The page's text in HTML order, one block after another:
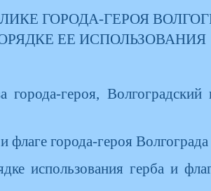
ГОРОДА-ГЕРОЯ
ЕЕ ИСПОЛЬЗОВАНИЯ
города-героя,
города-героя Волгограда
использования герба и